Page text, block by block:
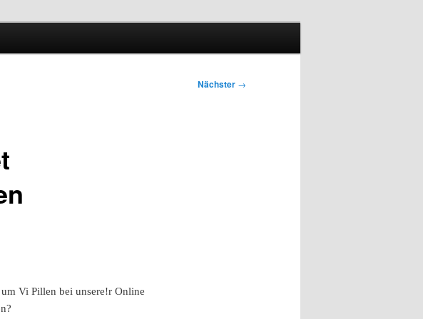
Nächster →
Vi Pillen bei unsere!r Online